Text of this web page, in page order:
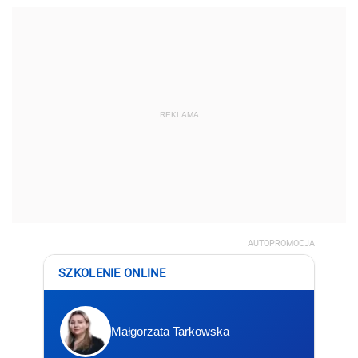
REKLAMA
AUTOPROMOCJA
SZKOLENIE ONLINE
Małgorzata Tarkowska